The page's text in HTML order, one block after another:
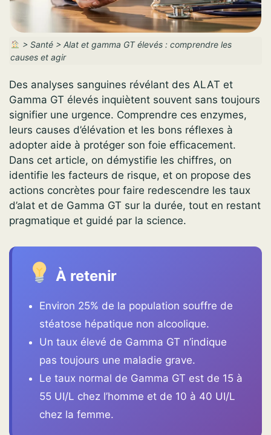
> Santé> Alat et gamma GT élevés : comprendre les
causes et agir
Des analyses sanguines révélant des ALAT et
Gamma GT élevés inquiètent souvent sans toujours
signifier une urgence. Comprendre ces enzymes,
leurs causes d’élévation et les bons réflexes à
adopter aide à protéger son foie efficacement.
Dans cet article, on démystifie les chiffres, on
identifie les facteurs de risque, et on propose des
actions concrètes pour faire redescendre les taux
d’alat et de Gamma GT sur la durée, tout en restant
pragmatique et guidé par la science.
À retenir
Environ 25% de la population souffre de
stéatose hépatique non alcoolique.
Un taux élevé de Gamma GT n’indique
pas toujours une maladie grave.
Le taux normal de Gamma GT est de 15 à
55 UI/L chez l’homme et de 10 à 40 UI/L
chez la femme.